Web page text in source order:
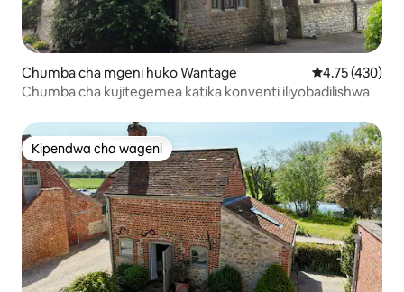
Chumba cha mgeni huko Wantage Ukadiriaji wa
4.75 (430)
Chumba cha kujitegemea katika konventi iliyobadilishwa
Kipendwa cha wageni
Kipendwa cha wageni